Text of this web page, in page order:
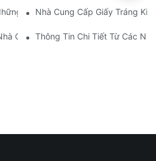
Hiểu Biết Từ Các Nhà Sản Xuất
Nhà Cung Cấp Giấy Tráng
Cung Cấp Màng BOPP Phù Hợp
Thông Tin Chi Tiết Từ Các